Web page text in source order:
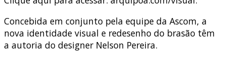
Concebida em conjunto pela equipe da Ascom, a
nova identidade visual e redesenho do brasão têm
a autoria do designer Nelson Pereira.